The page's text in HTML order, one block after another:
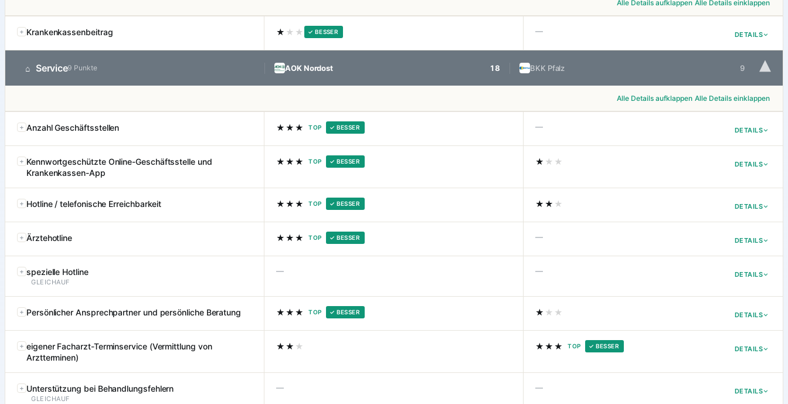
Alle Details aufklappen Alle Details einklappen
DETAILS
Krankenkassenbeitrag ★ ★★ ✓ BESSER —
⌂ Service9 Punkte AOK Nordost 18 BKK Pfalz 9 ▾
Alle Details aufklappen Alle Details einklappen
DETAILS
Anzahl Geschäftsstellen ★★★ TOP ✓ BESSER —
DETAILS
Kennwortgeschützte Online-Geschäftsstelle und
Krankenkassen-App
★★★ TOP ✓ BESSER ★ ★★
DETAILS
Hotline / telefonische Erreichbarkeit ★★★ TOP ✓ BESSER ★★ ★
DETAILS
Ärztehotline ★★★ TOP ✓ BESSER —
DETAILS
spezielle Hotline
GLEICHAUF
— —
DETAILS
Persönlicher Ansprechpartner und persönliche Beratung ★★★ TOP ✓ BESSER ★ ★★
DETAILS
eigener Facharzt-Terminservice (Vermittlung von
Arztterminen)
★★ ★ ★★★ TOP ✓ BESSER
DETAILS
Unterstützung bei Behandlungsfehlern
GLEICHAUF
— —